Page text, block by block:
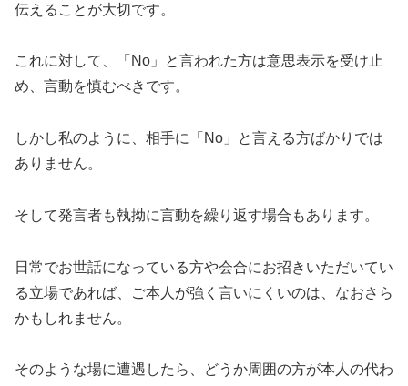
伝えることが大切です。
これに対して、「No」と言われた方は意思表示を受け止
め、言動を慎むべきです。
しかし私のように、相手に「No」と言える方ばかりでは
ありません。
そして発言者も執拗に言動を繰り返す場合もあります。
日常でお世話になっている方や会合にお招きいただいてい
る立場であれば、ご本人が強く言いにくいのは、なおさら
かもしれません。
そのような場に遭遇したら、どうか周囲の方が本人の代わ